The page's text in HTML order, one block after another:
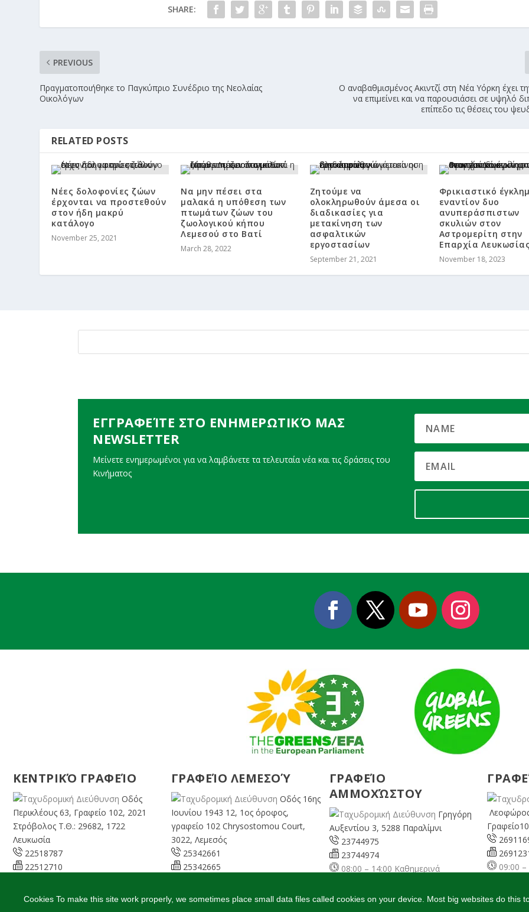
SHARE:
PREVIOUS
Πραγματοποιήθηκε το Παγκύπριο Συνέδριο της Νεολαίας
Οικολόγων
Ο αναβαθμισμένος Ακιντζί στη Νέα Υόρκη έχει
να επιμείνει και να παρουσιάσει σε υψηλό
επίπεδο τις θέσεις του
RELATED POSTS
Νέες δολοφονίες ζώων
έρχονται να προστεθούν
στον ήδη μακρύ
κατάλογο
November 25, 2021
Να μην πέσει στα
μαλακά η υπόθεση των
πτωμάτων ζώων του
ζωολογικού κήπου
Λεμεσού στο Βατί
March 28, 2022
Ζητούμε να
ολοκληρωθούν άμεσα οι
διαδικασίες για
μετακίνηση των
ασφαλτικών
εργοστασίων
September 21, 2021
Φρικιαστικό
εναντίον δυο
ανυπεράσπιστων
σκυλιών στον
Αστρομερίτη στην
Επαρχία
November 18, 2023
ΕΓΓΡΑΦΕΊΤΕ ΣΤΟ ΕΝΗΜΕΡΩΤΙΚΌ ΜΑΣ
NEWSLETTER
Μείνετε ενημερωμένοι για να λαμβάνετε τα τελευταία νέα και τις δράσεις του
Κινήματος
ΚΕΝΤΡΙΚΌ ΓΡΑΦΕΊΟ
Οδός
Περικλέους 63, Γραφείο 102, 2021
Στρόβολος Τ.Θ.: 29682, 1722
Λευκωσία
22518787
22512710
info@cyprusgreens.org
ΓΡΑΦΕΊΟ ΛΕΜΕΣΟΎ
Οδός 16ης
Ιουνίου 1943 12, 1ος όροφος,
γραφείο 102 Chrysostomou Court,
3022, Λεμεσός
25342661
25342665
limassol@
cyprusgreens.org
ΓΡΑΦΕΊΟ
ΑΜΜΟΧΏΣΤΟΥ
Γρηγόρη
Αυξεντίου 3, 5288 Παραλίμνι
23744975
23744974
08:00 – 14:00 Καθημερινά
09:00
Cookies To make this site work properly, we sometimes place small data files called cookies on your device. Most big websites do this